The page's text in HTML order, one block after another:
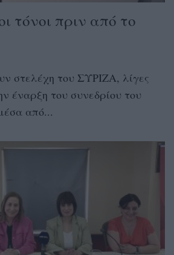
τόνοι πριν από το
στελέχη του ΣΥΡΙΖΑ, λίγες
έναρξη του συνεδρίου του
από...